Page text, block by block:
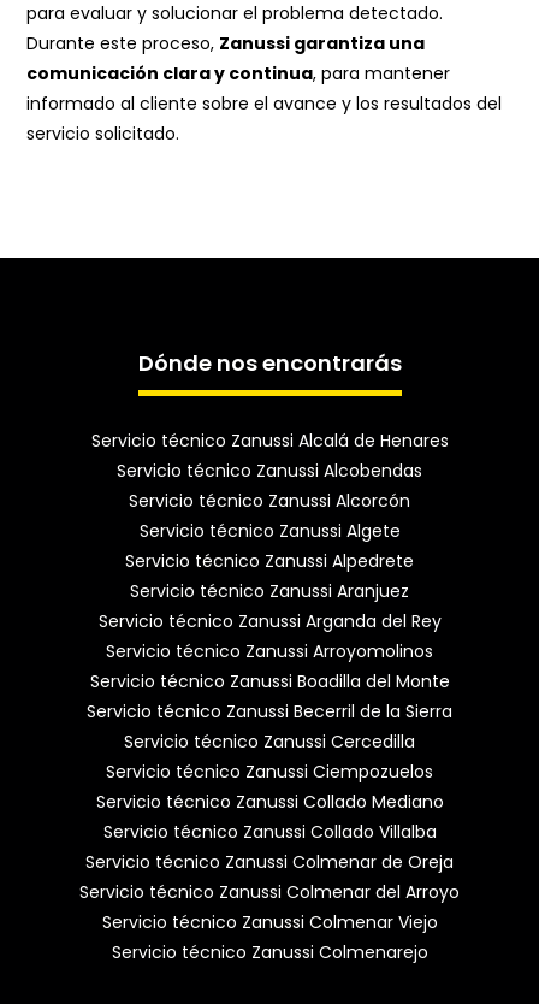
para evaluar y solucionar el problema detectado.
Durante este proceso, Zanussi garantiza una
comunicación clara y continua, para mantener
informado al cliente sobre el avance y los resultados del
servicio solicitado.
Dónde nos encontrarás
Servicio técnico Zanussi Alcalá de Henares
Servicio técnico Zanussi Alcobendas
Servicio técnico Zanussi Alcorcón
Servicio técnico Zanussi Algete
Servicio técnico Zanussi Alpedrete
Servicio técnico Zanussi Aranjuez
Servicio técnico Zanussi Arganda del Rey
Servicio técnico Zanussi Arroyomolinos
Servicio técnico Zanussi Boadilla del Monte
Servicio técnico Zanussi Becerril de la Sierra
Servicio técnico Zanussi Cercedilla
Servicio técnico Zanussi Ciempozuelos
Servicio técnico Zanussi Collado Mediano
Servicio técnico Zanussi Collado Villalba
Servicio técnico Zanussi Colmenar de Oreja
Servicio técnico Zanussi Colmenar del Arroyo
Servicio técnico Zanussi Colmenar Viejo
Servicio técnico Zanussi Colmenarejo